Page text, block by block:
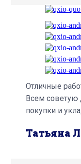
Отличные
Всем
покупки и
Татьяна